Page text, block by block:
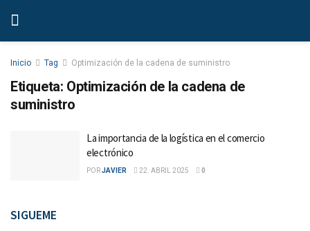
Inicio Tag Optimización de la cadena de suministro
Etiqueta: Optimización de la cadena de
suministro
La importancia de la logística en el comercio
electrónico
PORJAVIER 22. ABRIL 2025 0
SIGUEME